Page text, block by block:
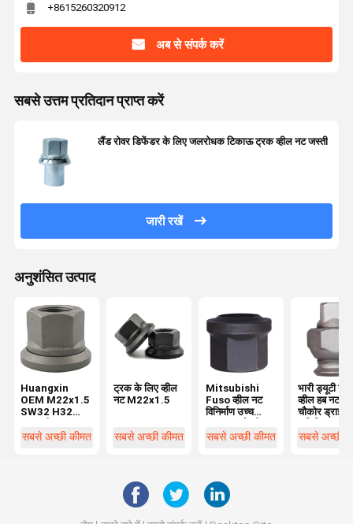
+8615260320912
अब से संपर्क करें
सबसे उत्तम प्रतिदान प्राप्त करें
लैंड रोवर डिफेंडर के लिए जलरोधक टिकाऊ ट्रक व्हील नट जस्ती
जारी रखें
अनुशंसित उत्पाद
Huangxin
OEM M22x1.5
SW32 H32
वाहनों के लिए
सबसे अच्छी कीमत
ट्रक के लिए व्हील
नट M22x1.5
सबसे अच्छी कीमत
Mitsubishi
Fuso व्हील नट
विनिर्माण उच्च
प्रतिस्थापन के लिए
सबसे अच्छी कीमत
भारी ड्यूटी
व्हील हब नट के
चौकोर ड्राइव
लिए
सबसे अच्छी